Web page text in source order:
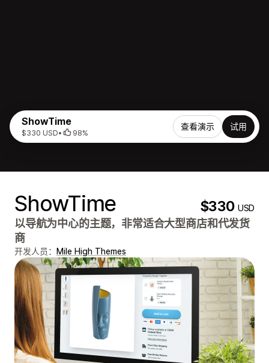
ShowTime
$330 USD• 98%
查看演示 试用
ShowTime $330USD
以导航为中心的主题，非常适合大型商店和代发货
商
开发人员： Mile High Themes